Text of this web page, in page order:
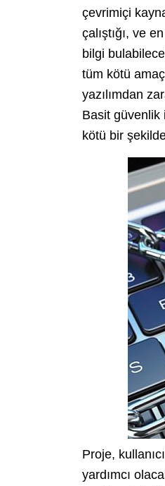
çevrimiçi
çalıştığı, ve
bilgi
tüm kötü
yazılımdan
Basit güvenlik
kötü bir
Proje,
yardımcı